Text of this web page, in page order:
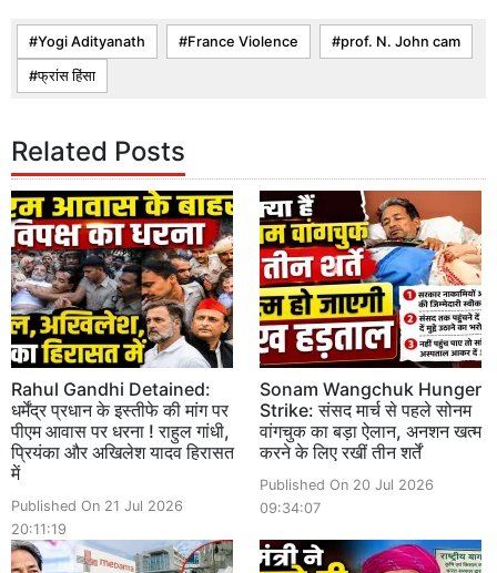
Yogi Adityanath France Violence prof. N. John cam
फ्रांस हिंसा
Related Posts
Rahul Gandhi Detained:
धर्मेंद्र प्रधान के इस्तीफे की मांग पर
पीएम आवास पर धरना ! राहुल गांधी,
प्रियंका और अखिलेश यादव हिरासत
में
Published On 21 Jul 2026
20:11:19
Sonam Wangchuk Hunger
Strike: संसद मार्च से पहले सोनम
वांगचुक का बड़ा ऐलान, अनशन खत्म
करने के लिए रखीं तीन शर्तें
Published On 20 Jul 2026
09:34:07